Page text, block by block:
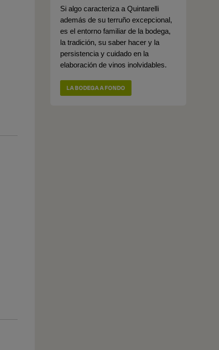
Si algo caracteriza a Quintarelli
además de su terruño excepcional,
es el entorno familiar de la bodega,
la tradición, su saber hacer y la
persistencia y cuidado en la
elaboración de vinos inolvidables.
LA BODEGA A FONDO